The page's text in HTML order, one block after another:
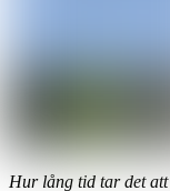
Hur lång tid tar det